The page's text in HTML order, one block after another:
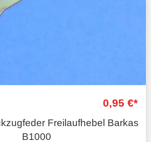
0,95 €*
Freilaufhebel Barkas
B1000